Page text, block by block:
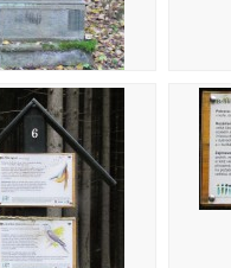
Boží muka